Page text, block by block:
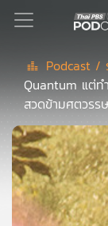
Podcast
เพล
ย์
ลิ
สต์
แนะนำ
Podcast /
Quantum แต่ท
สวดข้ามศตวรรษ